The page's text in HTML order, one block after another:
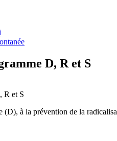
D, R et S
R et S
(D), à la prévention de la